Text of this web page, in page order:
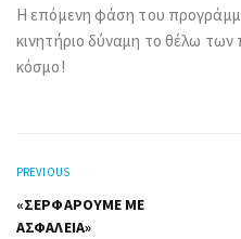
Η επόμενη φάση του
κινητήριο δύναμη το θέλω των
κόσμο!
PREVIOUS
«ΣΕΡΦΆΡΟΥΜΕ ΜΕ
ΑΣΦΆΛΕΙΑ»